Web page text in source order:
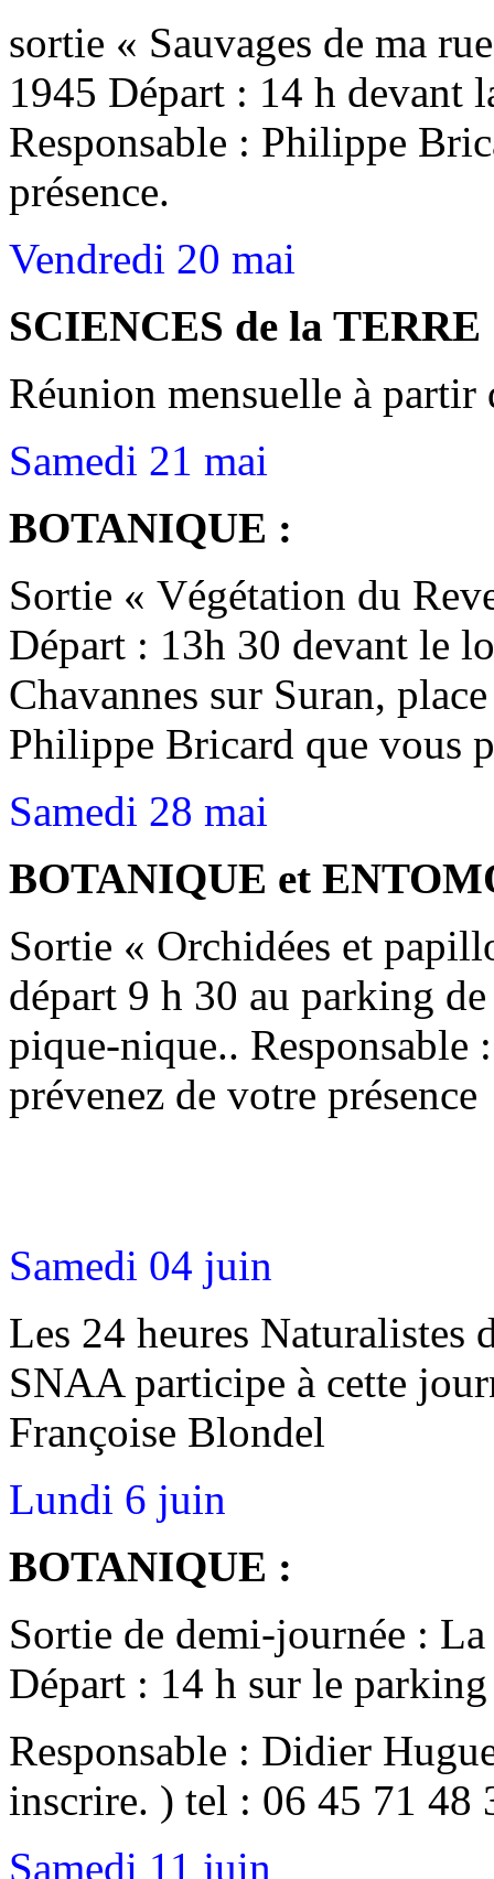
sortie « Sauvages de ma
1945 Départ : 14 h devant
Responsable : Philippe
présence.
Vendredi 20 mai
SCIENCES de la TERRE
Réunion mensuelle à partir
Samedi 21 mai
BOTANIQUE :
Sortie « Végétation du
Départ : 13h 30 devant le
Chavannes sur Suran,
Philippe Bricard que vous
Samedi 28 mai
BOTANIQUE et
Sortie « Orchidées et
départ 9 h 30 au parking
pique-nique.. Responsable
prévenez de votre présence
Samedi 04 juin
Les 24 heures Naturalistes
SNAA participe à cette
Françoise Blondel
Lundi 6 juin
BOTANIQUE :
Sortie de demi-journée :
Départ : 14 h sur le
Responsable : Didier
inscrire. ) tel : 06 45 71 48
Samedi 11 juin